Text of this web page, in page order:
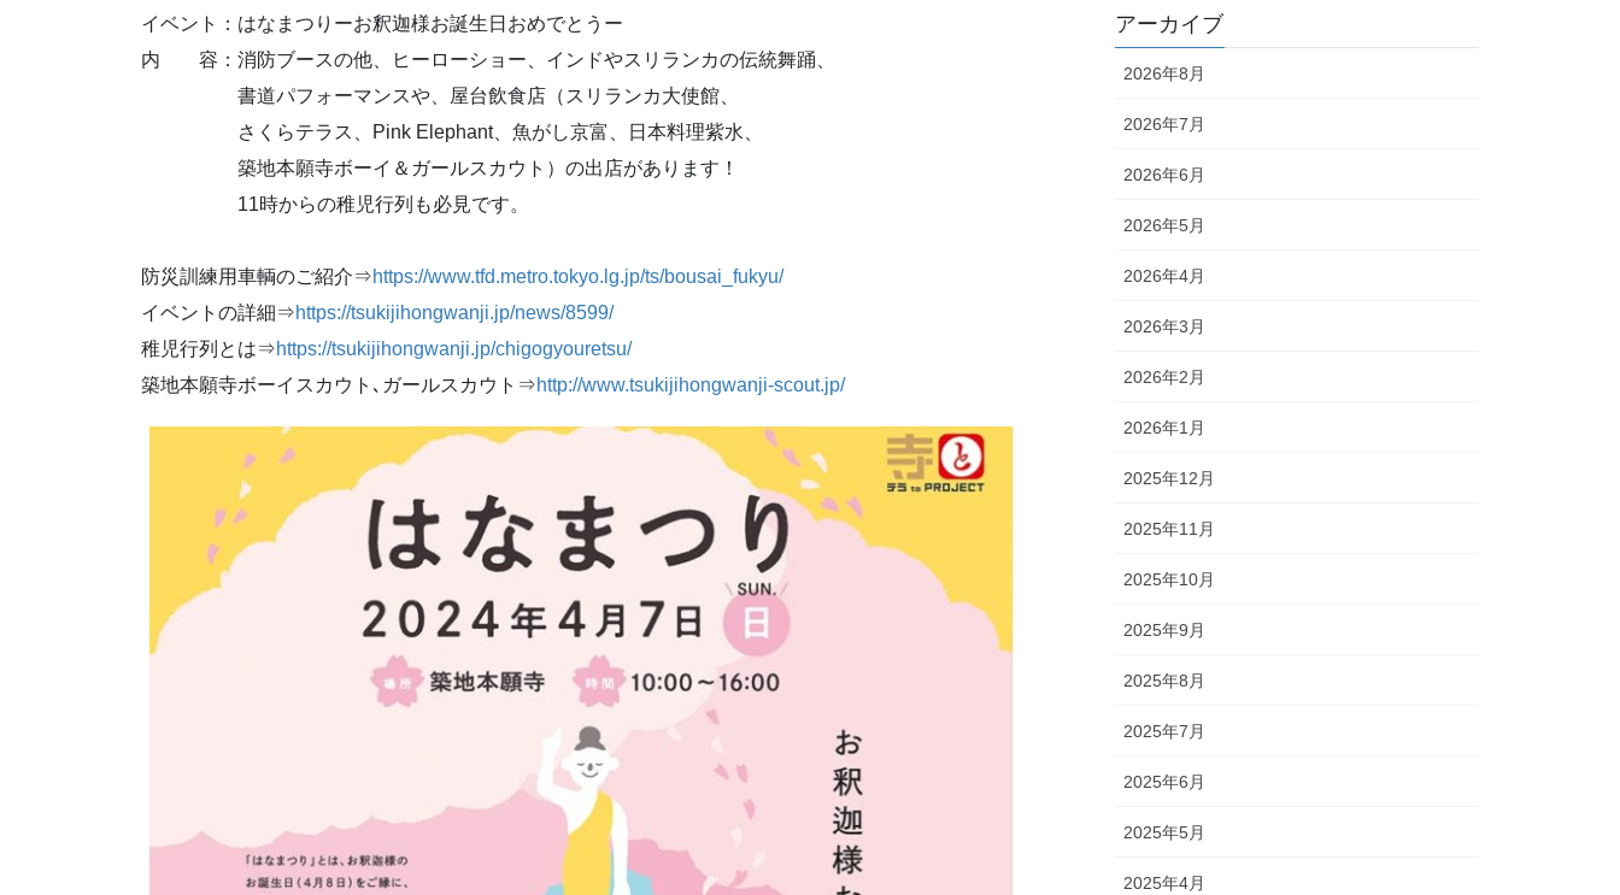
イベント：はなまつりーお釈迦様お誕生日おめでとうー
内 容：消防ブースの他、ヒーローショー、インドやスリランカの伝統舞踊、
書道パフォーマンスや、屋台飲食店（スリランカ大使館、
さくらテラス、Pink Elephant、魚がし京富、日本料理紫水、
築地本願寺ボーイ＆ガールスカウト）の出店があります！
11時からの稚児行列も必見です。
防災訓練用車輌のご紹介⇒https://www.tfd.metro.tokyo.lg.jp/ts/bousai_fukyu/
イベントの詳細⇒https://tsukijihongwanji.jp/news/8599/
稚児行列とは⇒https://tsukijihongwanji.jp/chigogyouretsu/
築地本願寺ボーイスカウト､ガールスカウト⇒http://www.tsukijihongwanji-scout.jp/
アーカイブ
2026年8月
2026年7月
2026年6月
2026年5月
2026年4月
2026年3月
2026年2月
2026年1月
2025年12月
2025年11月
2025年10月
2025年9月
2025年8月
2025年7月
2025年6月
2025年5月
2025年4月